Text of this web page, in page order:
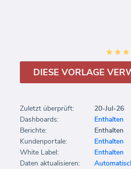
DIESE VORLAGE
Zuletzt überprüft:
20-Jul-26
Dashboards:
Enthalten
Berichte:
Enthalten
Kundenportale:
Enthalten
White Label:
Enthalten
Daten aktualisieren: